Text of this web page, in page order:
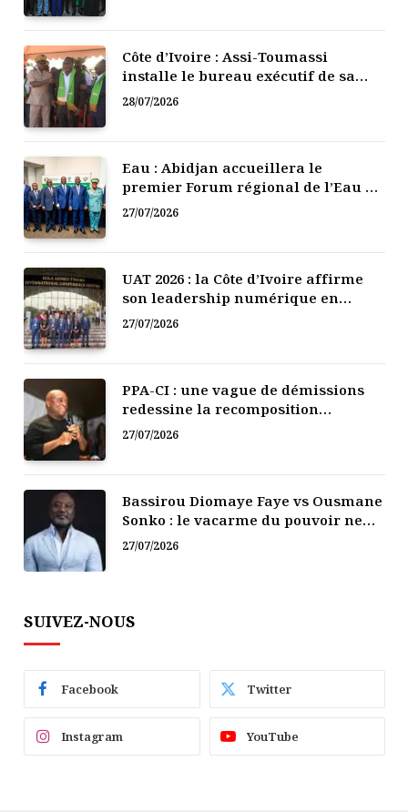
Côte d’Ivoire : Assi-Toumassi
installe le bureau exécutif de sa
mutuelle de développement
28/07/2026
Eau : Abidjan accueillera le
premier Forum régional de l’Eau de
l’Afrique de l’Ouest
27/07/2026
UAT 2026 : la Côte d’Ivoire affirme
son leadership numérique en
Afrique
27/07/2026
PPA-CI : une vague de démissions
redessine la recomposition
politique
27/07/2026
Bassirou Diomaye Faye vs Ousmane
Sonko : le vacarme du pouvoir ne
doit pas faire oublier les liens de la
27/07/2026
SUIVEZ-NOUS
Facebook Twitter
Instagram YouTube